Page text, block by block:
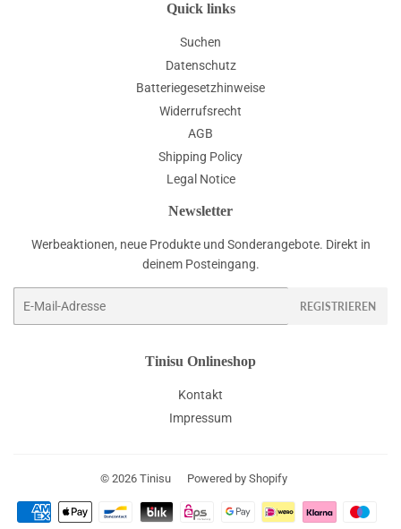
Quick links
Suchen
Datenschutz
Batteriegesetzhinweise
Widerrufsrecht
AGB
Shipping Policy
Legal Notice
Newsletter
Werbeaktionen, neue Produkte und Sonderangebote. Direkt in
deinem Posteingang.
REGISTRIEREN
Tinisu Onlineshop
Kontakt
Impressum
© 2026 Tinisu Powered by Shopify
Zahlungsarten